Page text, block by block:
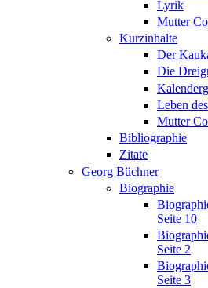
Lyrik
Mutter
Kurzinhalte
Der
Die
Leben
Mutter
Bibliographie
Zitate
Georg Büchner
Biographie
Seite 10
Seite 2
Seite 3